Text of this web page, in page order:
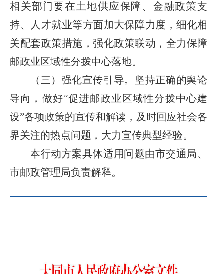
相关部门要在土地供应保障、金融政策支
持、人才就业等方面加大保障力度，细化相
关配套政策措施，强化政策联动，全力保障
邮政业区域性分拨中心落地。
（三）强化宣传引导。坚持正确的舆论
导向，做好“促进邮政业区域性分拨中心建
设”各项政策的宣传和解读，及时回应社会各
界关注的热点问题，大力宣传典型经验。
本行动方案具体适用问题由市交通局、
市邮政管理局负责解释。